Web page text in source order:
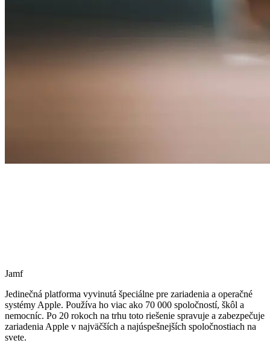
Jamf
Jedinečná platforma vyvinutá špeciálne pre zariadenia a operačné
systémy Apple. Používa ho viac ako 70 000 spoločností, škôl a
nemocníc. Po 20 rokoch na trhu toto riešenie spravuje a zabezpečuje
zariadenia Apple v najväčších a najúspešnejších spoločnostiach na
svete.